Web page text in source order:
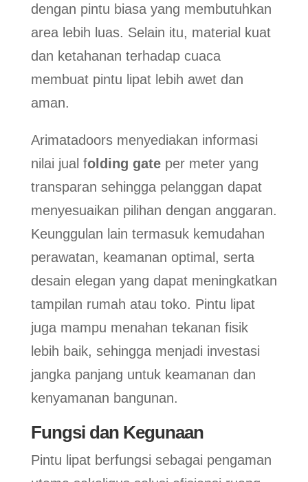
dengan pintu biasa yang membutuhkan
area lebih luas. Selain itu, material kuat
dan ketahanan terhadap cuaca
membuat pintu lipat lebih awet dan
aman.
Arimatadoors menyediakan informasi
nilai jual folding gateper meter yang
transparan sehingga pelanggan dapat
menyesuaikan pilihan dengan anggaran.
Keunggulan lain termasuk kemudahan
perawatan, keamanan optimal, serta
desain elegan yang dapat meningkatkan
tampilan rumah atau toko. Pintu lipat
juga mampu menahan tekanan fisik
lebih baik, sehingga menjadi investasi
jangka panjang untuk keamanan dan
kenyamanan bangunan.
Fungsi dan Kegunaan
Pintu lipat berfungsi sebagai pengaman